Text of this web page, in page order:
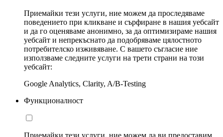
Приемайки тези услуги, ние можем да проследяваме
поведението при кликване и сърфиране в нашия уебсайт
и да го оценяваме анонимно, за да оптимизираме нашия
уебсайт и непрекъснато да подобряваме цялостното
потребителско изживяване. С вашето съгласие ние
използваме следните услуги на трети страни на този
уебсайт:
Google Analytics, Clarity, A/B-Testing
Функционалност